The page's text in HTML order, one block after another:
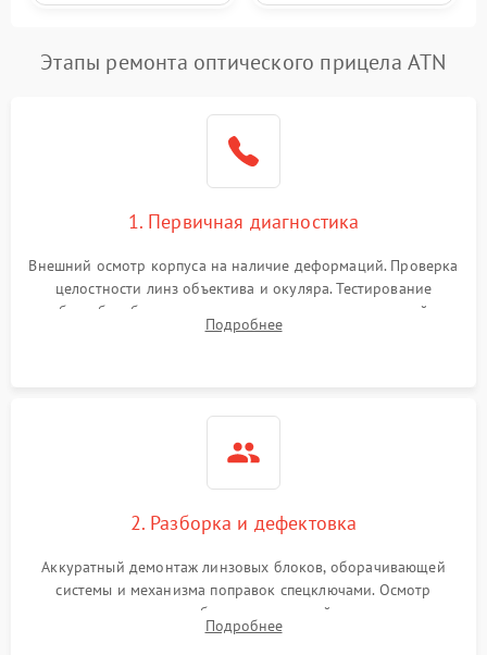
Этапы ремонта оптического прицела ATN
1. Первичная диагностика
Внешний осмотр корпуса на наличие деформаций. Проверка
целостности линз объектива и окуляра. Тестирование
работы барабанчиков ввода поправок, кольца отстройки
параллакса и зума. Выявление сколов, внутренних
Подробнее
2. Разборка и дефектовка
Аккуратный демонтаж линзовых блоков, оборачивающей
системы и механизма поправок спецключами. Осмотр
внутренних резьбовых соединений, пружин и
уплотнительных колец. Поиск причин люфта, смещения
Подробнее